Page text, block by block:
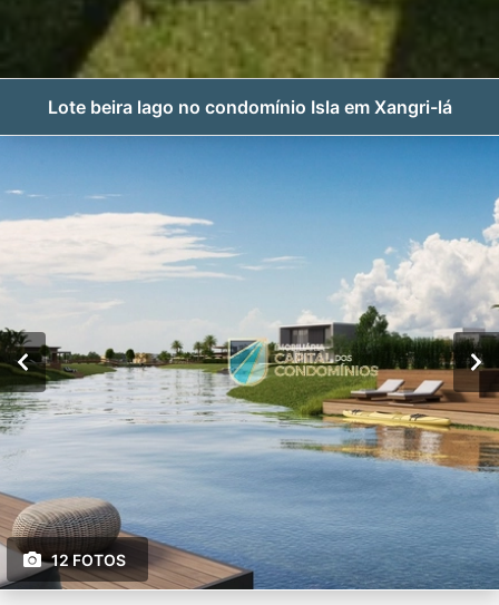
Lote beira lago no condomínio Isla em Xangri-lá
12 FOTOS